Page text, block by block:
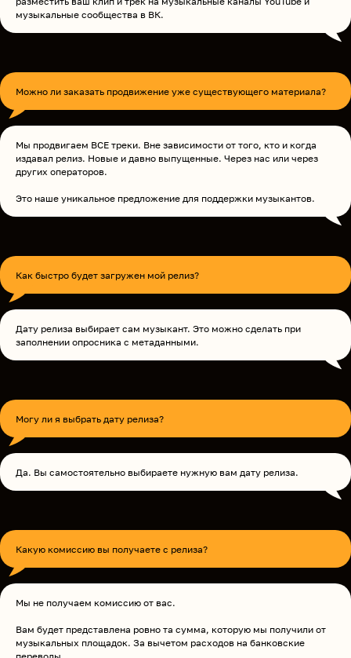
музыкальные сообщества в ВК.
Можно ли заказать продвижение уже существующего материала?
Мы продвигаем ВСЕ треки. Вне зависимости от того, кто и когда
издавал релиз. Новые и давно выпущенные. Через нас или через
других операторов.
Это наше уникальное предложение для поддержки музыкантов.
Как быстро будет загружен мой релиз?
Дату релиза выбирает сам музыкант. Это можно сделать при
заполнении опросника с метаданными.
Могу ли я выбрать дату релиза?
Да. Вы самостоятельно выбираете нужную вам дату релиза.
Какую комиссию вы получаете с релиза?
Мы не получаем комиссию от вас.
Вам будет представлена ровно та сумма, которую мы получили от
музыкальных площадок. За вычетом расходов на банковские